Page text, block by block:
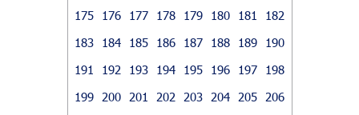
175
176 177 178 179 180 181
182
183
184 185 186 187 188 189
190
191
192 193 194 195 196 197
198
199
200 201 202 203 204 205
206